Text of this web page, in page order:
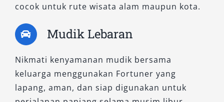
dirawat secara berkala dan tersedia dengan
dinas luar kota, kegiatan perusahaan, hingga
antar jemput bandara, kami siap melayani
Anda dengan armada terbaik. Hubungi kami
sekarang dan pilih rental Fortuner yang sesuai
kebutuhan Anda – nyaman, tangguh, dan
cocok untuk rute wisata alam maupun kota.
Mudik Lebaran
Nikmati kenyamanan mudik bersama
keluarga menggunakan Fortuner yang
lapang, aman, dan siap digunakan untuk